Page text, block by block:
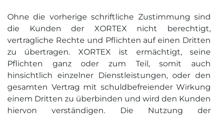
Ohne die vorherige schriftliche Zustimmung sind
die Kunden der XORTEX nicht berechtigt,
vertragliche Rechte und Pflichten auf einen Dritten
zu übertragen. XORTEX ist ermächtigt, seine
Pflichten ganz oder zum Teil, somit auch
hinsichtlich einzelner Dienstleistungen, oder den
gesamten Vertrag mit schuldbefreiender Wirkung
einem Dritten zu überbinden und wird den Kunden
hiervon verständigen. Die Nutzung der